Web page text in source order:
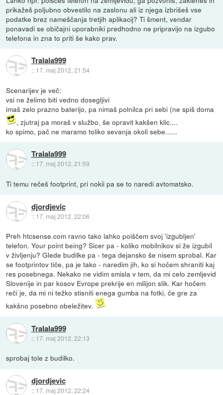
prikažeš poljubno obvestilo na zaslonu ali iz njega izbrišeš vse
podatke brez nameščanja tretjih aplikacij? Ti šment, vendar
ponavadi se običajni uporabniki predhodno ne pripravijo na izgubo
telefona in zna to priti še kako prav.
Tralala999
:: 17. maj 2012, 21:54
Scenarijev je več:
vsi ne želimo biti vedno dosegljivi
imaš zelo prazno baterijo, pa nimaš polnilca pri sebi (ne spiš doma
, zjutraj pa moraš v službo, še opravit kakšen klic....
ko spimo, pač ne maramo toliko sevanja okoli sebe......
Tralala999
:: 17. maj 2012, 21:59
Ti temu rečeš footprint, pri nokii pa se to naredi avtomatsko.
djordjevic
:: 17. maj 2012, 22:06
Preh htcsense.com ravno tako lahko poiščem svoj 'izgubljen'
telefon. Your point being? Sicer pa - koliko mobilnikov si že izgubil
v življenju? Glede budilke pa - tega dejansko še nisem sprobal. Kar
se footprintov tiče, pa je tako - naredim jih, ko si hočem shraniti kaj
res posebnega. Nekako ne vidim smisla v tem, da mi celo zemljevid
Slovenije in par kosov Evrope prekrije en milijon slik. Kar hočem
reči je, da mi ni težko stisniti enega gumba na fotki, če gre za
kakšno posebno obeležitev.
Tralala999
:: 17. maj 2012, 22:13
sprobaj tole z budilko.
djordjevic
:: 17. maj 2012, 22:24